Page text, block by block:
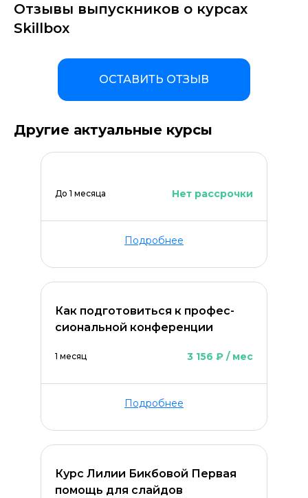
Отзывы выпускников о курсах
Skillbox
ОСТАВИТЬ ОТЗЫВ
Другие актуальные курсы
До 1 месяца Нет рассрочки
Подробнее
Как подготовиться к про­фес­
сио­нальной конференции
1 месяц 3 156 ₽ / мес
Подробнее
Курс Лилии Бикбовой Первая
помощь для слайдов
Оставить комментарий